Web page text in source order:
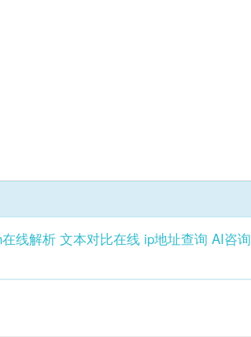
线解析 文本对比在线 ip地址查询 AI咨询